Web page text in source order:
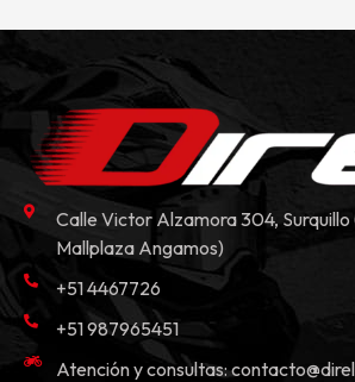
Calle Victor Alzamora 304, Surquillo
Mallplaza Angamos)
+51 4467726
+51 987965451
Atención y consultas: